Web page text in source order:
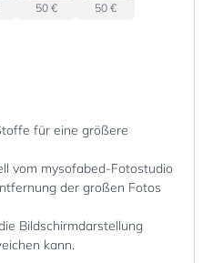
50 € 50 €
für eine größere
vom mysofabed-Fotostudio
der großen Fotos
Bildschirmdarstellung
kann.